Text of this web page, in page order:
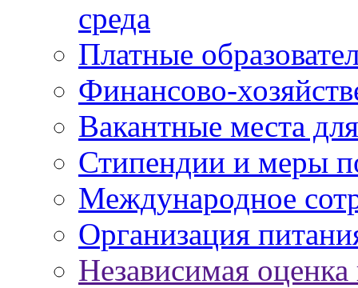
среда
Платные
Финансово-
Вакантные места
Стипендии и меры
Международное
Организация
Независимая оценка